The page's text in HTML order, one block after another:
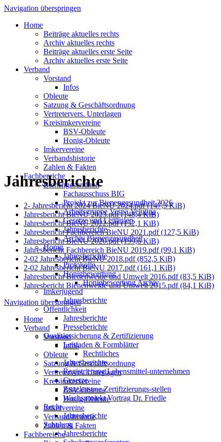
Navigation überspringen
Home
Beiträge aktuelles rechts
Archiv aktuelles rechts
Beiträge aktuelles erste Seite
Archiv aktuelles erste Seite
Verband
Vorstand
Infos
Obleute
Satzung & Geschäftsordnung
Vertretervers. Unterlagen
Kreisimkervereine
BSV-Obleute
Honig-Obleute
Imkervereine
Verbandshistorie
Zahlen & Fakten
Fachbereiche
Bienengesundheit
Fachausschuss BIG
Projekt zur Bienengesundheit 2026
Arbeitsgruppe Vespa Velutina
Gesetze und Leitlinien
Jahresberichte
Archiv Bienengesundheit
Honig
Jahresberichte
Protokolle
Honigbewertung
Honigbewertung Archiv
Imkerjugend
Jahresberichte
Öffentlichkeit
Jahresberichte
Presseberichte
Qualitätssicherung & Zertifizierung
Leitfaden & Formblätter
Rechtliches
Jahresberichte
Registrierung Lebensmittel-unternehmen
Gesetze
Zugelassene Zertifizierungs-stellen
Wachsprojekt Vortrag Dr. Friedle
Recht
Jahresberichte
Schulung
Jahresberichte
Jahresberichte
2- Jahresbericht 2024 BieNU 2024.pdf(147,5 KiB)
Jahresbericht BieNU 2023.pdf(148,4 KiB)
Jahresbericht BieNU 2022.pdf(152,1 KiB)
Jahresbericht Fachbereich BieNU 2021.pdf(127,5 KiB)
Jahresbericht BieNU 2020.pdf(199,6 KiB)
Jahresbericht Fachbereich BieNU 2019.pdf(99,1 KiB)
2-02 Jahresbericht BieNU 2018.pdf(852,5 KiB)
2-02 Jahresbericht BieNU 2017.pdf(161,1 KiB)
Jahresbericht Bienenweide und Umwelt 2016.pdf(83,5 KiB)
Jahresbericht Bienenweide und Umwelt 2015.pdf(84,1 KiB)
Navigation überspringen
Home
Verband
Vorstand
Infos
Obleute
Satzung & Geschäftsordnung
Vertretervers. Unterlagen
Kreisimkervereine
BSV-Obleute
Honig-Obleute
Imkervereine
Verbandshistorie
Zahlen & Fakten
Fachbereiche